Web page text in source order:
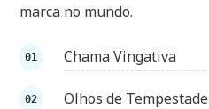
marca no mundo.
Chama Vingativa
Olhos de Tempestade